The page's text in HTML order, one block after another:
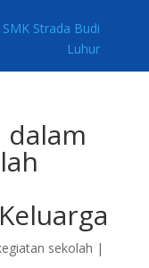
dalam
sekolah |